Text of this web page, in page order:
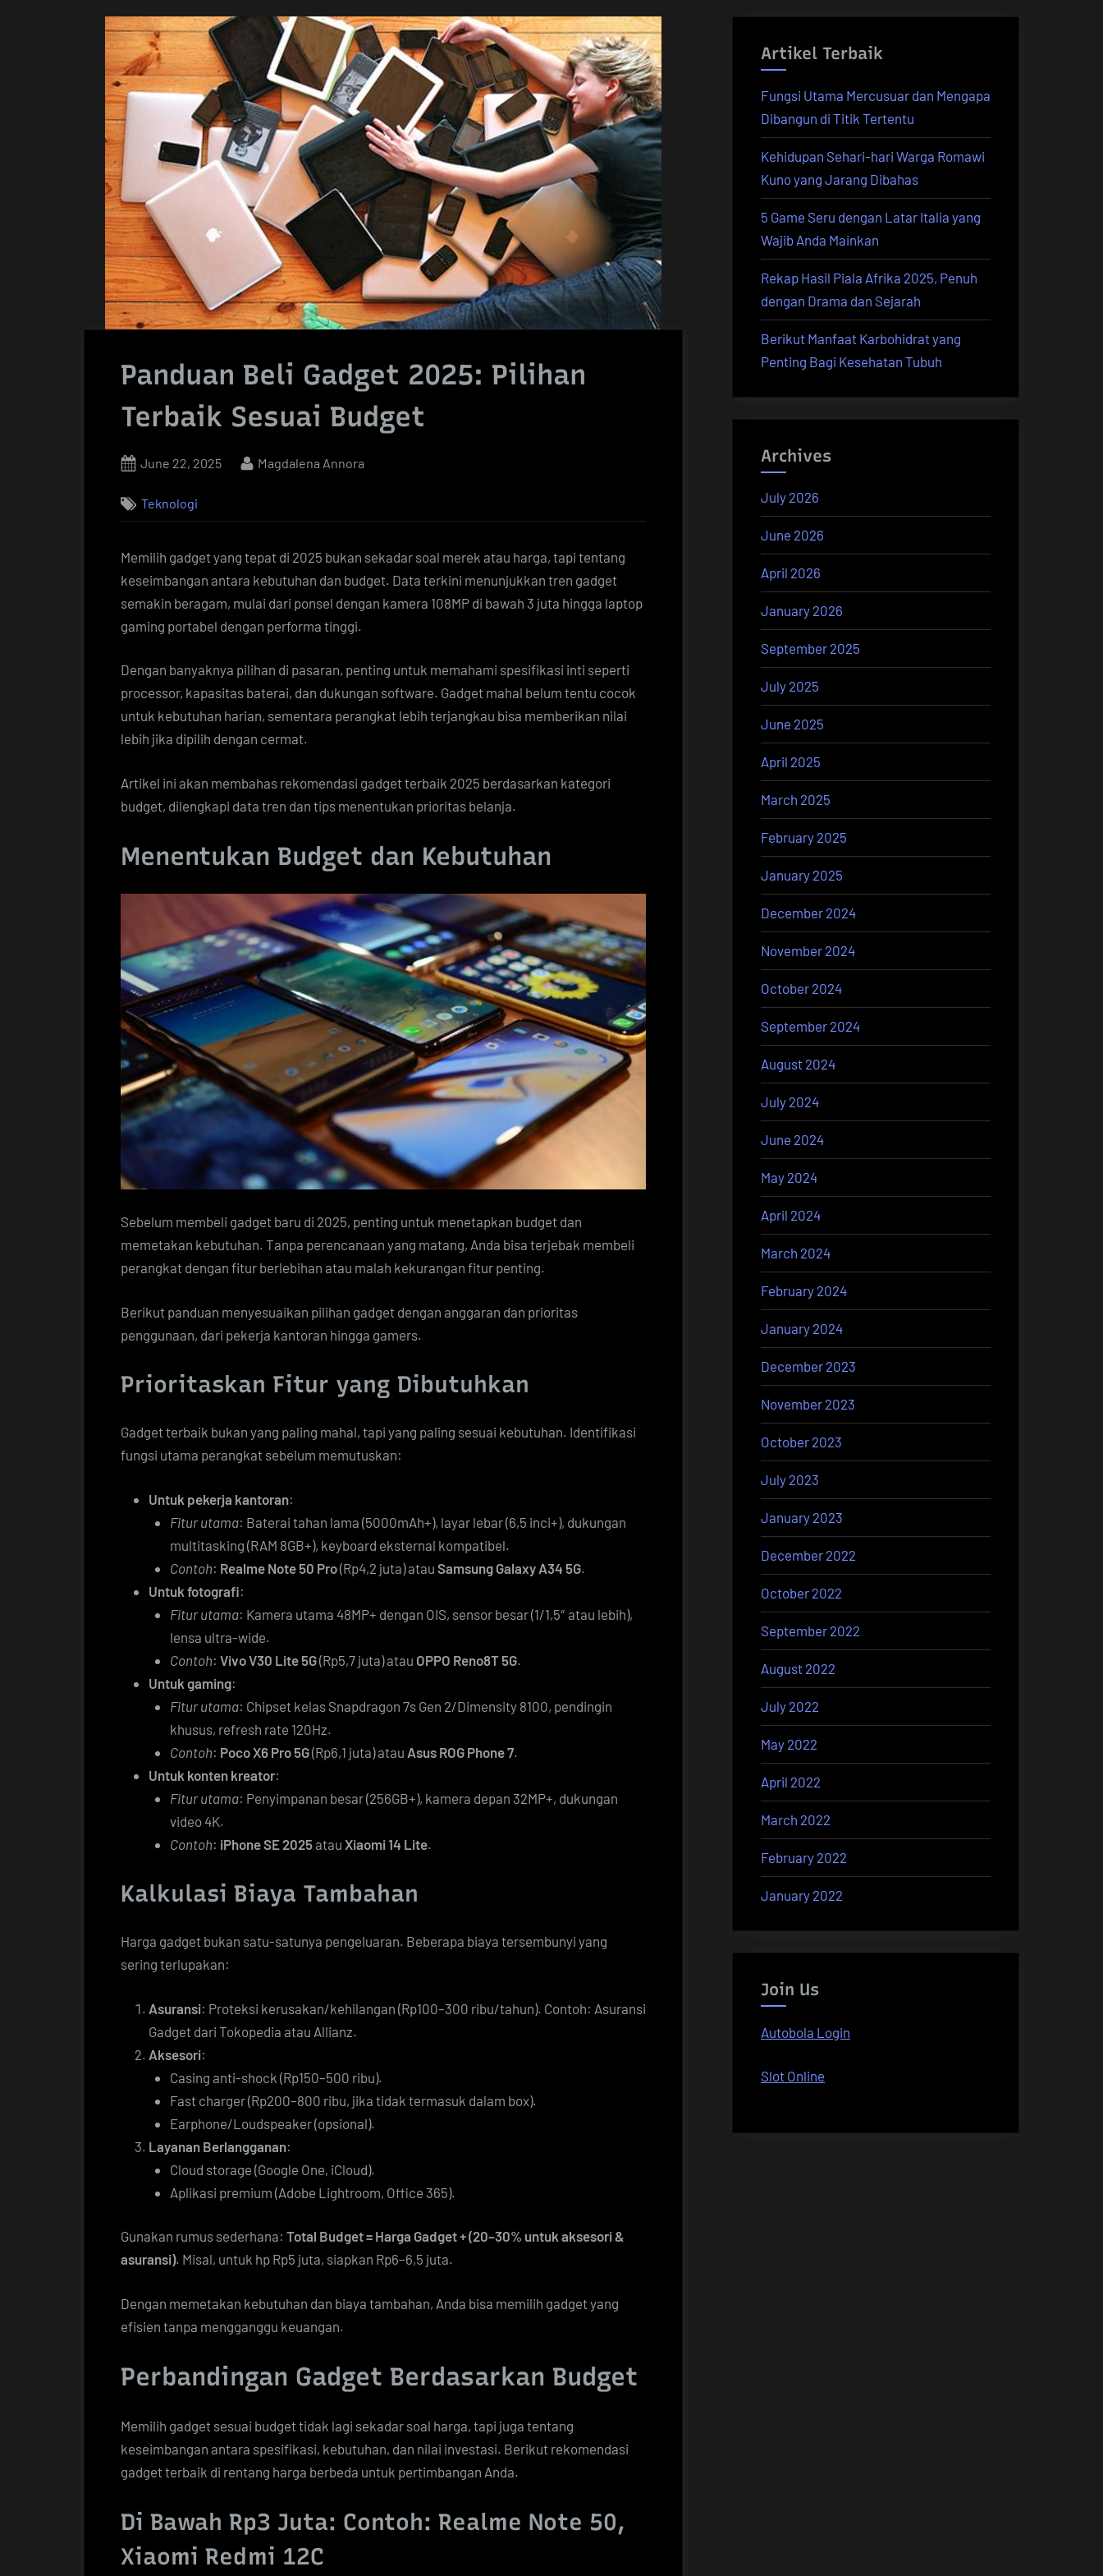
Panduan Beli Gadget 2025: Pilihan
Terbaik Sesuai Budget
Posted
June 22, 2025 By
Magdalena Annora
Teknologi
Memilih gadget yang tepat di 2025 bukan sekadar soal merek atau harga, tapi tentang
keseimbangan antara kebutuhan dan budget. Data terkini menunjukkan tren gadget
semakin beragam, mulai dari ponsel dengan kamera 108MP di bawah 3 juta hingga laptop
gaming portabel dengan performa tinggi.
Dengan banyaknya pilihan di pasaran, penting untuk memahami spesifikasi inti seperti
processor, kapasitas baterai, dan dukungan software. Gadget mahal belum tentu cocok
untuk kebutuhan harian, sementara perangkat lebih terjangkau bisa memberikan nilai
lebih jika dipilih dengan cermat.
Artikel ini akan membahas rekomendasi gadget terbaik 2025 berdasarkan kategori
budget, dilengkapi data tren dan tips menentukan prioritas belanja.
Menentukan Budget dan Kebutuhan
Sebelum membeli gadget baru di 2025, penting untuk menetapkan budget dan
memetakan kebutuhan. Tanpa perencanaan yang matang, Anda bisa terjebak membeli
perangkat dengan fitur berlebihan atau malah kekurangan fitur penting.
Berikut panduan menyesuaikan pilihan gadget dengan anggaran dan prioritas
penggunaan, dari pekerja kantoran hingga gamers.
Prioritaskan Fitur yang Dibutuhkan
Gadget terbaik bukan yang paling mahal, tapi yang paling sesuai kebutuhan. Identifikasi
fungsi utama perangkat sebelum memutuskan:
Untuk pekerja kantoran:
Fitur utama: Baterai tahan lama (5000mAh+), layar lebar (6,5 inci+), dukungan
multitasking (RAM 8GB+), keyboard eksternal kompatibel.
Contoh: Realme Note 50 Pro(Rp4,2 juta) atau Samsung Galaxy A34 5G.
Untuk fotografi:
Fitur utama: Kamera utama 48MP+ dengan OIS, sensor besar (1/1,5″ atau lebih),
lensa ultra-wide.
Contoh: Vivo V30 Lite 5G(Rp5,7 juta) atau OPPO Reno8T 5G.
Untuk gaming:
Fitur utama: Chipset kelas Snapdragon 7s Gen 2/Dimensity 8100, pendingin
khusus, refresh rate 120Hz.
Contoh: Poco X6 Pro 5G(Rp6,1 juta) atau Asus ROG Phone 7.
Untuk konten kreator:
Fitur utama: Penyimpanan besar (256GB+), kamera depan 32MP+, dukungan
video 4K.
Contoh: iPhone SE 2025atau Xiaomi 14 Lite.
Kalkulasi Biaya Tambahan
Harga gadget bukan satu-satunya pengeluaran. Beberapa biaya tersembunyi yang
sering terlupakan:
Asuransi: Proteksi kerusakan/kehilangan (Rp100–300 ribu/tahun). Contoh: Asuransi
Gadget dari Tokopedia atau Allianz.
Aksesori:
Casing anti-shock (Rp150–500 ribu).
Fast charger (Rp200–800 ribu, jika tidak termasuk dalam box).
Earphone/Loudspeaker (opsional).
Layanan Berlangganan:
Cloud storage (Google One, iCloud).
Aplikasi premium (Adobe Lightroom, Office 365).
Gunakan rumus sederhana: Total Budget = Harga Gadget + (20–30% untuk aksesori &
asuransi). Misal, untuk hp Rp5 juta, siapkan Rp6–6,5 juta.
Dengan memetakan kebutuhan dan biaya tambahan, Anda bisa memilih gadget yang
efisien tanpa mengganggu keuangan.
Perbandingan Gadget Berdasarkan Budget
Memilih gadget sesuai budget tidak lagi sekadar soal harga, tapi juga tentang
keseimbangan antara spesifikasi, kebutuhan, dan nilai investasi. Berikut rekomendasi
gadget terbaik di rentang harga berbeda untuk pertimbangan Anda.
Di Bawah Rp3 Juta: Contoh: Realme Note 50,
Xiaomi Redmi 12C
Artikel Terbaik
Fungsi Utama Mercusuar dan Mengapa
Dibangun di Titik Tertentu
Kehidupan Sehari-hari Warga Romawi
Kuno yang Jarang Dibahas
5 Game Seru dengan Latar Italia yang
Wajib Anda Mainkan
Rekap Hasil Piala Afrika 2025, Penuh
dengan Drama dan Sejarah
Berikut Manfaat Karbohidrat yang
Penting Bagi Kesehatan Tubuh
Archives
July 2026
June 2026
April 2026
January 2026
September 2025
July 2025
June 2025
April 2025
March 2025
February 2025
January 2025
December 2024
November 2024
October 2024
September 2024
August 2024
July 2024
June 2024
May 2024
April 2024
March 2024
February 2024
January 2024
December 2023
November 2023
October 2023
July 2023
January 2023
December 2022
October 2022
September 2022
August 2022
July 2022
May 2022
April 2022
March 2022
February 2022
January 2022
Join Us
Autobola Login
Slot Online